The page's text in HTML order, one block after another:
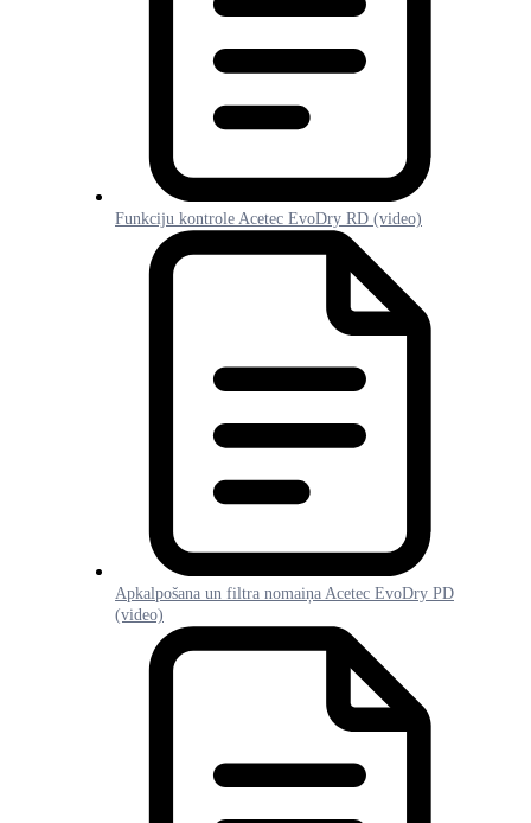
Funkciju kontrole Acetec EvoDry RD (video)
Apkalpošana un filtra nomaiņa Acetec EvoDry PD
(video)